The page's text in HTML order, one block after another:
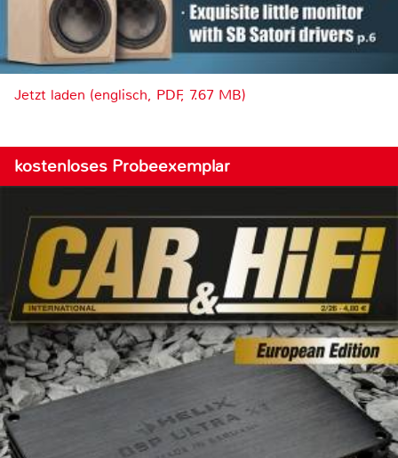
Jetzt laden (englisch, PDF, 7.67 MB)
kostenloses Probeexemplar